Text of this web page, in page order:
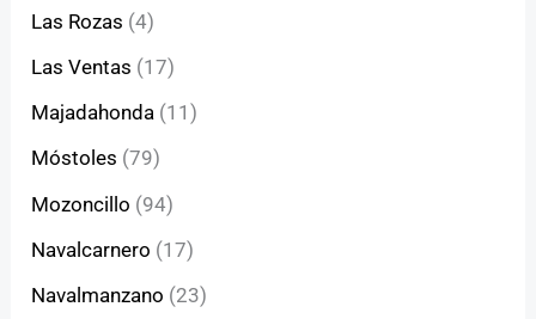
Las Rozas (4)
Las Ventas (17)
Majadahonda (11)
Móstoles (79)
Mozoncillo (94)
Navalcarnero (17)
Navalmanzano (23)